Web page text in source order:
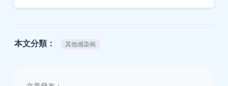
本文分類： 其他感染病